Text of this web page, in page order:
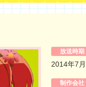
放送時期
2014年7
制作会社